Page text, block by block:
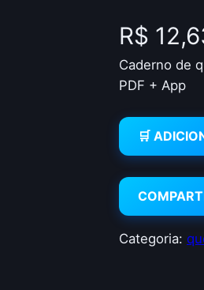
R$
Caderno de
PDF + App
🛒
Categoria: